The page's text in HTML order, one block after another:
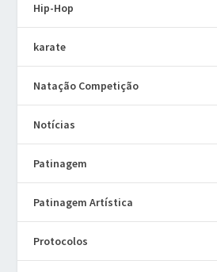
Hip-Hop
karate
Natação Competição
Notícias
Patinagem
Patinagem Artística
Protocolos